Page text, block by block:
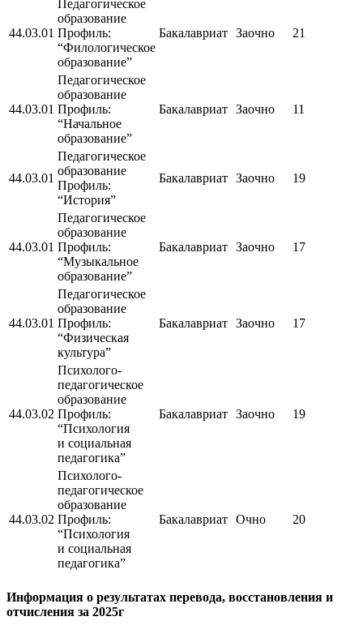
44.03.01
Педагогическое
образование
Профиль:
“Филологическое
образование”
Бакалавриат Заочно 21
44.03.01
Педагогическое
образование
Профиль:
“Начальное
образование”
Бакалавриат Заочно 11
44.03.01
Педагогическое
образование
Профиль:
“История”
Бакалавриат Заочно 19
44.03.01
Педагогическое
образование
Профиль:
“Музыкальное
образование”
Бакалавриат Заочно 17
44.03.01
Педагогическое
образование
Профиль:
“Физическая
культура”
Бакалавриат Заочно 17
44.03.02
Психолого-
педагогическое
образование
Профиль:
“Психология
и социальная
педагогика”
Бакалавриат Заочно 19
44.03.02
Психолого-
педагогическое
образование
Профиль:
“Психология
и социальная
педагогика”
Бакалавриат Очно 20
Информация о результатах перевода, восстановления и
отчисления за 2025г